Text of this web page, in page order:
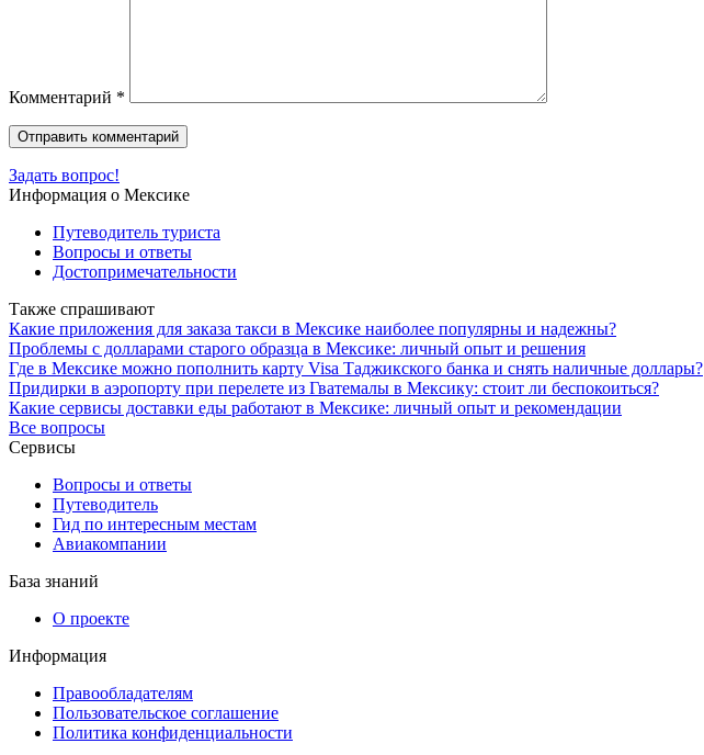
Комментарий *
Задать вопрос!
Информация о Мексике
Путеводитель туриста
Вопросы и ответы
Достопримечательности
Также спрашивают
Какие приложения для заказа такси в Мексике наиболее популярны и надежны?
Проблемы с долларами старого образца в Мексике: личный опыт и решения
Где в Мексике можно пополнить карту Visa Таджикского банка и снять наличные доллары?
Придирки в аэропорту при перелете из Гватемалы в Мексику: стоит ли беспокоиться?
Какие сервисы доставки еды работают в Мексике: личный опыт и рекомендации
Все вопросы
Сервисы
Вопросы и ответы
Путеводитель
Гид по интересным местам
Авиакомпании
База знаний
О проекте
Информация
Правообладателям
Пользовательское соглашение
Политика конфиденциальности